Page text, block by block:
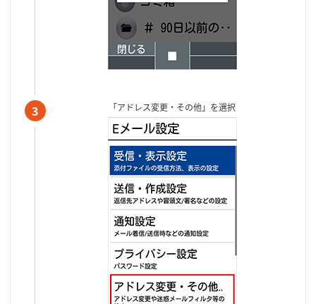
3 「アドレス変更・その他」を選択